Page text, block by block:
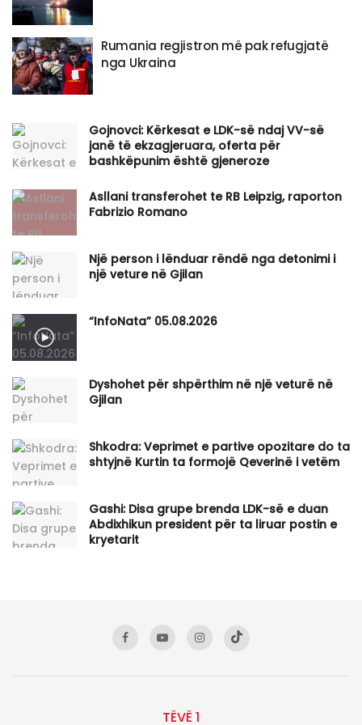
Rumania regjistron më pak refugjatë
nga Ukraina
Gojnovci: Kërkesat e LDK-së ndaj VV-së
janë të ekzagjeruara, oferta për
bashkëpunim është gjeneroze
Asllani transferohet te RB Leipzig, raporton
Fabrizio Romano
Një person i lënduar rëndë nga detonimi i
një veture në Gjilan
“InfoNata” 05.08.2026
Dyshohet për shpërthim në një veturë në
Gjilan
Shkodra: Veprimet e partive opozitare do ta
shtyjnë Kurtin ta formojë Qeverinë i vetëm
Gashi: Disa grupe brenda LDK-së e duan
Abdixhikun president për ta liruar postin e
kryetarit
TËVË 1